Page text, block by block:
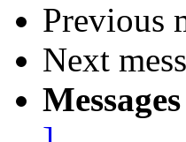
Previous
Next